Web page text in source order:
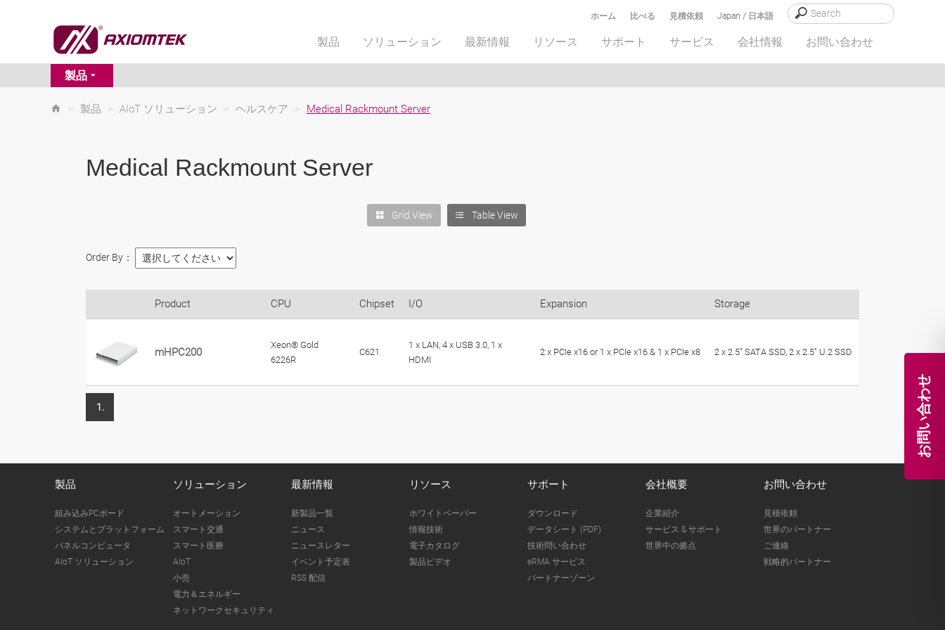
お問い合わせ
Japan / 日本語
見積依頼
比べる
ホーム
製品 ソリューション 最新情報 リソース サポート サービス 会社情報 お問い合わせ
製品
> 製品 > AIoT ソリューション > ヘルスケア > Medical Rackmount Server
Medical Rackmount Server
Grid View Table View
Order By：
Product CPU Chipset I/O Expansion Storage
mHPC200
Xeon® Gold
6226R
C621
1 x LAN, 4 x USB 3.0, 1 x
HDMI
2 x PCIe x16 or 1 x PCIe x16 & 1 x PCIe x8 2 x 2.5" SATA SSD, 2 x 2.5" U.2 SSD
1.
製品
組み込みPCボード
システムとプラットフォーム
パネルコンピュータ
AIoT ソリューション
ソリューション
オートメーション
スマート交通
スマート医療
AIoT
小売
電力＆エネルギー
ネットワークセキュリティ
最新情報
新製品一覧
ニュース
ニュースレター
イベント予定表
RSS 配信
リソース
ホワイトペーパー
情報技術
電子カタログ
製品ビデオ
サポート
ダウンロード
データシート (PDF)
技術問い合わせ
eRMA サービス
パートナーゾーン
会社概要
企業紹介
サービス & サポート
世界中の拠点
お問い合わせ
見積依頼
世界のパートナー
ご連絡
戦略的パートナー